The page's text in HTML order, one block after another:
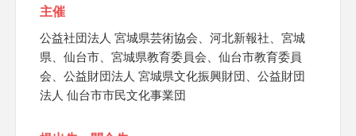
主催
公益社団法人 宮城県芸術協会、河北新報社、宮城
県、仙台市、宮城県教育委員会、仙台市教育委員
会、公益財団法人 宮城県文化振興財団、公益財団
法人 仙台市市民文化事業団